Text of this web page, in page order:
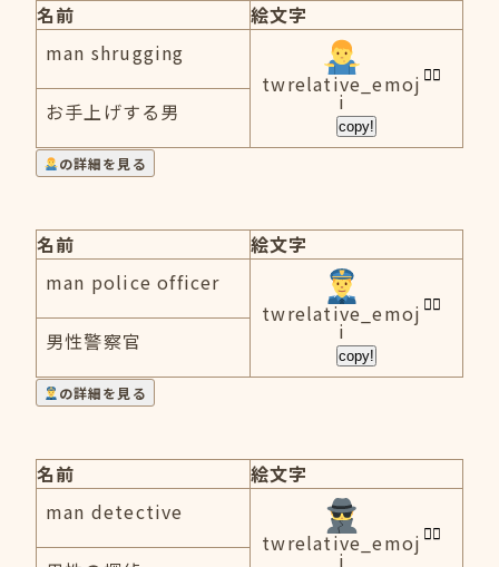
名前
絵文字
man shrugging
twrelative_emoj
i
copy!
お手上げする男
の詳細を見る
名前
絵文字
man police officer
twrelative_emoj
i
copy!
男性警察官
の詳細を見る
名前
絵文字
man detective
twrelative_emoj
i